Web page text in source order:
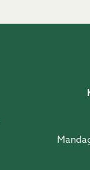
materialer.
i dit
ekstra velvære.
og